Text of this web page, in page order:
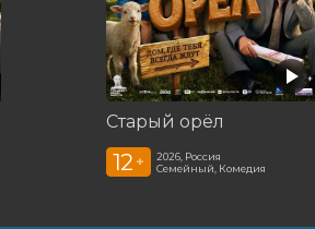
Старый орёл
12 +
2026, Россия
Семейный, Комедия